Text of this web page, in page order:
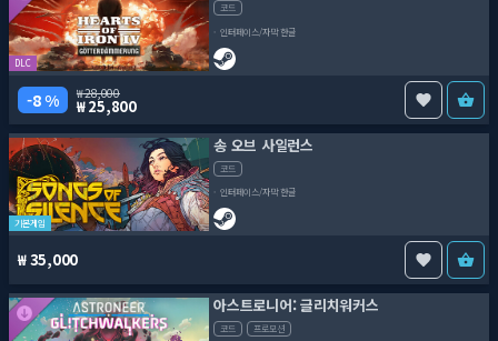
DLC
코드
인터페이스/자막 한글
8 % 28,000
25,800
기본게임
송 오브 사일런스
코드
인터페이스/자막 한글
35,000
아스트로니어: 글리치워커스
코드
프로모션